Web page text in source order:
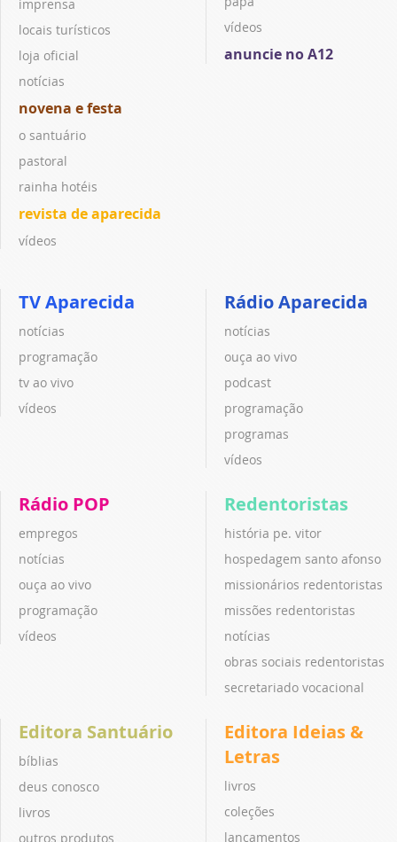
imprensa
locais turísticos
loja oficial
notícias
novena e festa
o santuário
pastoral
rainha hotéis
revista de aparecida
vídeos
vídeos
anuncie no A12
TV Aparecida
notícias
programação
tv ao vivo
vídeos
Rádio Aparecida
notícias
ouça ao vivo
podcast
programação
programas
vídeos
Rádio POP
empregos
notícias
ouça ao vivo
programação
vídeos
Redentoristas
história pe. vitor
hospedagem santo afonso
missionários redentoristas
missões redentoristas
notícias
obras sociais redentoristas
secretariado vocacional
Editora Santuário
bíblias
deus conosco
livros
outros produtos
Editora Ideias &
Letras
livros
coleções
lançamentos